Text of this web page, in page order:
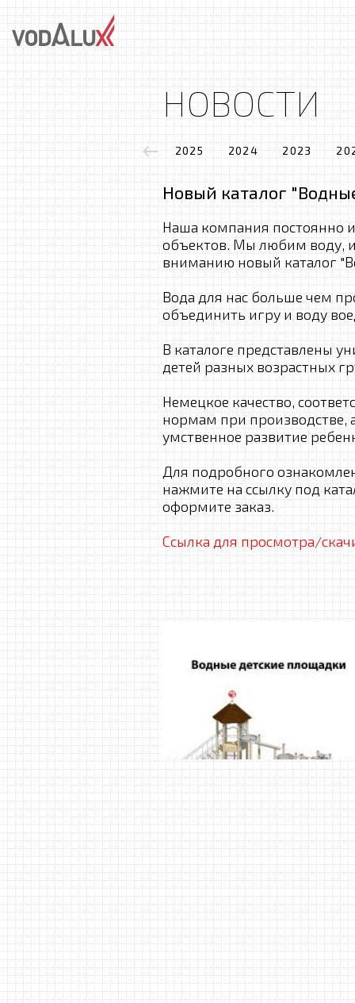
НОВОСТИ
2025 2024 2023
Новый каталог
Наша компания постоянно
объектов. Мы любим воду,
вниманию новый каталог
Вода для нас больше чем
объединить игру и воду
В каталоге представлены
детей разных возрастных
Немецкое качество,
нормам при производстве,
умственное развитие
Для подробного
нажмите на ссылку под
оформите заказ.
Ссылка для просмотра/